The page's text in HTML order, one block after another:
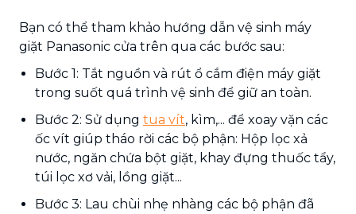
Bạn có thể tham khảo hướng dẫn vệ sinh máy
giặt Panasonic cửa trên qua các bước sau:
Bước 1: Tắt nguồn và rút ổ cắm điện máy giặt
trong suốt quá trình vệ sinh để giữ an toàn.
Bước 2: Sử dụng tua vít, kìm,... để xoay vặn các
ốc vít giúp tháo rời các bộ phận: Hộp lọc xả
nước, ngăn chứa bột giặt, khay đựng thuốc tẩy,
túi lọc xơ vải, lồng giặt...
Bước 3: Lau chùi nhẹ nhàng các bộ phận đã